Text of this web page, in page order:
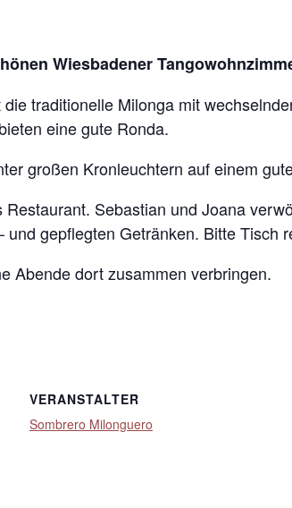
Wiesbadener
traditionelle Milonga mit
eine gute Ronda.
großen Kronleuchtern auf einem
Sebastian und Joana
gepflegten Getränken. Bitte Tisch
Abende dort zusammen verbringen.
VERANSTALTER
Sombrero Milonguero